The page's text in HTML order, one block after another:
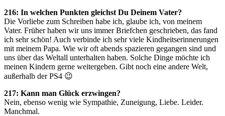
216: In welchen Punkten gleichst Du Deinem Vater?
Die Vorliebe zum Schreiben habe ich, glaube ich, von meinem
Vater. Früher haben wir uns immer Briefchen geschrieben, das fand
ich sehr schön! Auch verbinde ich sehr viele Kindheitserinnerungen
mit meinem Papa. Wie wir oft abends spazieren gegangen sind und
uns über das Weltall unterhalten haben. Solche Dinge möchte ich
meinen Kindern gerne weitergeben. Gibt noch eine andere Welt,
außerhalb der PS4 😉
217: Kann man Glück erzwingen?
Nein, ebenso wenig wie Sympathie, Zuneigung, Liebe. Leider.
Manchmal.